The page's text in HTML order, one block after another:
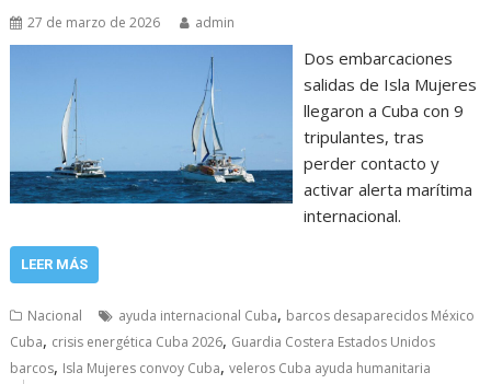
27 de marzo de 2026 admin
Dos embarcaciones
salidas de Isla Mujeres
llegaron a Cuba con 9
tripulantes, tras
perder contacto y
activar alerta marítima
internacional.
LEER MÁS
Nacional ayuda internacional Cuba, barcos desaparecidos México
Cuba, crisis energética Cuba 2026, Guardia Costera Estados Unidos
barcos, Isla Mujeres convoy Cuba,veleros Cuba ayuda humanitaria